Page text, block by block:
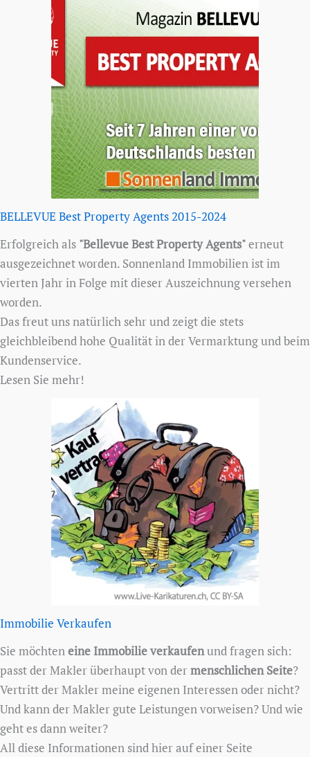
BELLEVUE Best Property Agents 2015-2024
Erfolgreich als "Bellevue Best Property Agents"erneut
ausgezeichnet worden. Sonnenland Immobilien ist im
vierten Jahr in Folge mit dieser Auszeichnung versehen
worden.
Das freut uns natürlich sehr und zeigt die stets
gleichbleibend hohe Qualität in der Vermarktung und beim
Kundenservice.
Lesen Sie mehr!
Immobilie Verkaufen
Sie möchteneine Immobilie verkaufenund fragen sich:
passt der Makler überhaupt von dermenschlichen Seite?
Vertritt der Makler meine eigenen Interessen oder nicht?
Und kann der Makler gute Leistungen vorweisen? Und wie
geht es dann weiter?
All diese Informationen sind hier auf einer Seite